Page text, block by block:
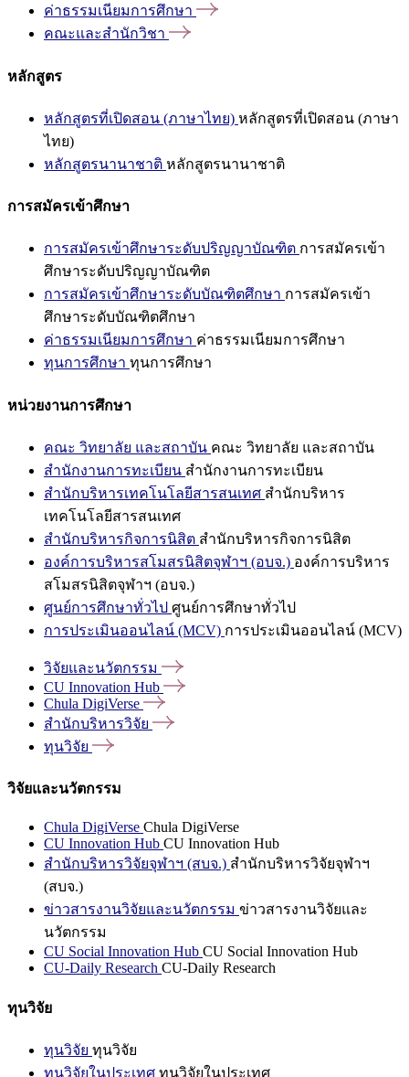
ค่าธรรมเนียมการศึกษา
คณะและสำนักวิชา
หลักสูตร
หลักสูตรที่เปิดสอน (ภาษาไทย) หลักสูตรที่เปิดสอน (ภาษา
ไทย)
หลักสูตรนานาชาติ หลักสูตรนานาชาติ
การสมัครเข้าศึกษา
การสมัครเข้าศึกษาระดับปริญญาบัณฑิต การสมัครเข้า
ศึกษาระดับปริญญาบัณฑิต
การสมัครเข้าศึกษาระดับบัณฑิตศึกษา การสมัครเข้า
ศึกษาระดับบัณฑิตศึกษา
ค่าธรรมเนียมการศึกษา ค่าธรรมเนียมการศึกษา
ทุนการศึกษา ทุนการศึกษา
หน่วยงานการศึกษา
คณะ วิทยาลัย และสถาบัน คณะ วิทยาลัย และสถาบัน
สำนักงานการทะเบียน สำนักงานการทะเบียน
สำนักบริหารเทคโนโลยีสารสนเทศ สำนักบริหาร
เทคโนโลยีสารสนเทศ
สำนักบริหารกิจการนิสิต สำนักบริหารกิจการนิสิต
องค์การบริหารสโมสรนิสิตจุฬาฯ (อบจ.) องค์การบริหาร
สโมสรนิสิตจุฬาฯ (อบจ.)
ศูนย์การศึกษาทั่วไป ศูนย์การศึกษาทั่วไป
การประเมินออนไลน์ (MCV) การประเมินออนไลน์ (MCV)
วิจัยและนวัตกรรม
CU Innovation Hub
Chula DigiVerse
สำนักบริหารวิจัย
ทุนวิจัย
วิจัยและนวัตกรรม
Chula DigiVerse Chula DigiVerse
CU Innovation Hub CU Innovation Hub
สำนักบริหารวิจัยจุฬาฯ (สบจ.) สำนักบริหารวิจัยจุฬาฯ
(สบจ.)
ข่าวสารงานวิจัยและนวัตกรรม ข่าวสารงานวิจัยและ
นวัตกรรม
CU Social Innovation Hub CU Social Innovation Hub
CU-Daily Research CU-Daily Research
ทุนวิจัย
ทุนวิจัย ทุนวิจัย
ทุนวิจัยในประเทศ ทุนวิจัยในประเทศ